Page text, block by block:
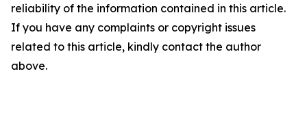
reliability of the information contained in this article.
If you have any complaints or copyright issues
related to this article, kindly contact the author
above.